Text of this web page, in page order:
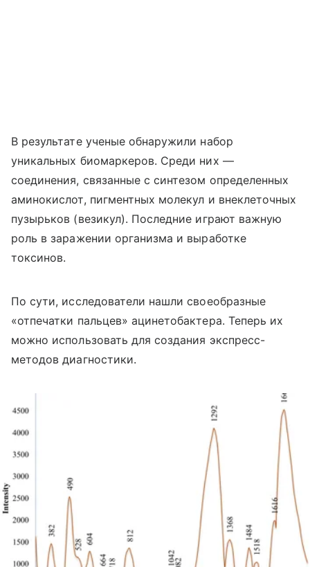
В результате ученые обнаружили набор
уникальных биомаркеров. Среди них —
соединения, связанные с синтезом определенных
аминокислот, пигментных молекул и внеклеточных
пузырьков (везикул). Последние играют важную
роль в заражении организма и выработке
токсинов.
По сути, исследователи нашли своеобразные
«отпечатки пальцев» ацинетобактера. Теперь их
можно использовать для создания экспресс-
методов диагностики.